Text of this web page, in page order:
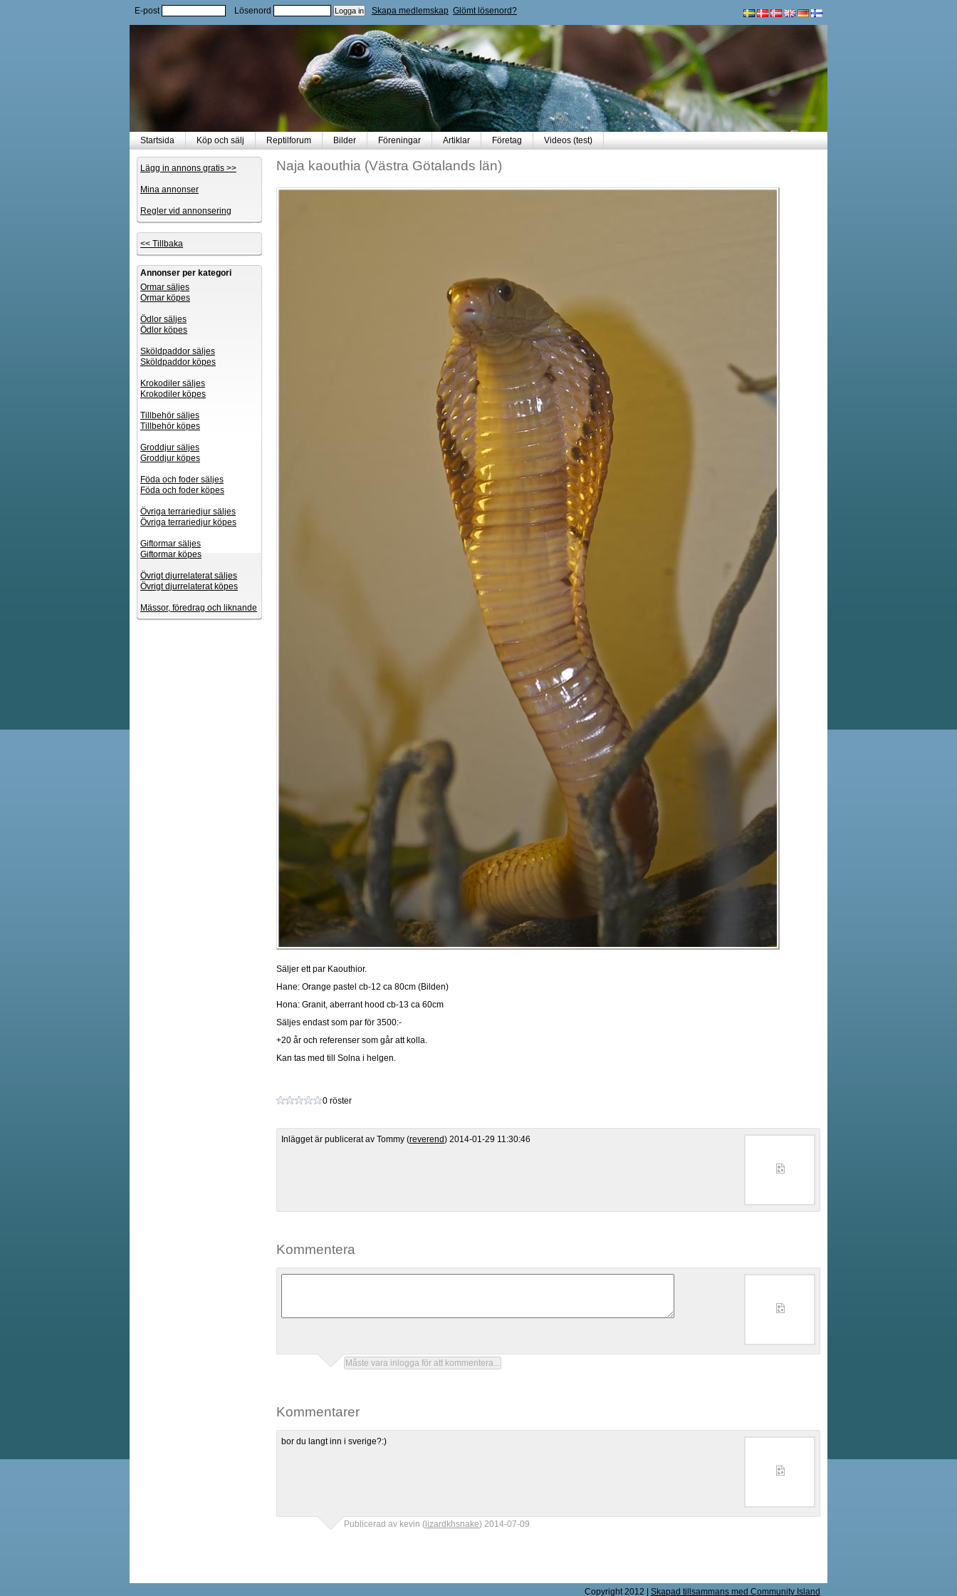
E-post Lösenord Skapa medlemskap Glömt lösenord?
Startsida Köp och sälj Reptilforum Bilder Föreningar Artiklar Företag Videos (test)
Lägg in annons gratis >>
Mina annonser
Regler vid annonsering
<< Tillbaka
Annonser per kategori
Ormar säljes
Ormar köpes
Ödlor säljes
Ödlor köpes
Sköldpaddor säljes
Sköldpaddor köpes
Krokodiler säljes
Krokodiler köpes
Tillbehör säljes
Tillbehör köpes
Groddjur säljes
Groddjur köpes
Föda och foder säljes
Föda och foder köpes
Övriga terrariedjur säljes
Övriga terrariedjur köpes
Giftormar säljes
Giftormar köpes
Övrigt djurrelaterat säljes
Övrigt djurrelaterat köpes
Mässor, föredrag och liknande
Naja kaouthia (Västra Götalands län)
Säljer ett par Kaouthior.
Hane: Orange pastel cb-12 ca 80cm (Bilden)
Hona: Granit, aberrant hood cb-13 ca 60cm
Säljes endast som par för 3500:-
+20 år och referenser som går att kolla.
Kan tas med till Solna i helgen.
0 röster
Inlägget är publicerat av Tommy (reverend) 2014-01-29 11:30:46
Kommentera
Kommentarer
bor du langt inn i sverige?:)
Publicerad av kevin ( lizardkhsnake) 2014-07-09
Copyright 2012 Skapad tillsammans med Community Island